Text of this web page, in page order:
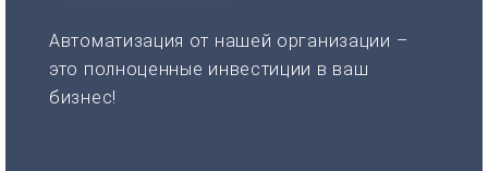
Автоматизация от нашей организации –
это полноценные инвестиции в ваш
бизнес!